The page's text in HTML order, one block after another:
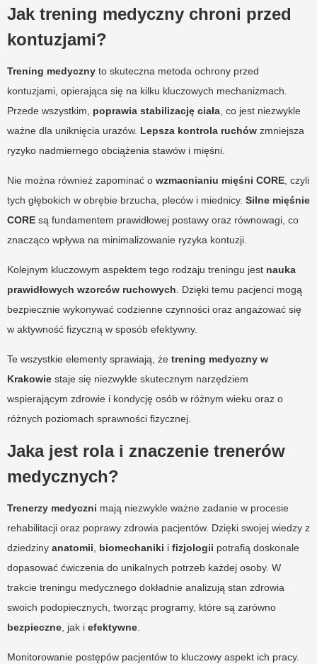
Jak trening medyczny chroni przed
kontuzjami?
Trening medyczny to skuteczna metoda ochrony przed
kontuzjami, opierająca się na kilku kluczowych mechanizmach.
Przede wszystkim, poprawia stabilizację ciała , co jest niezwykle
ważne dla uniknięcia urazów. Lepsza kontrola ruchów zmniejsza
ryzyko nadmiernego obciążenia stawów i mięśni.
Nie można również zapominać o wzmacnianiu mięśni CORE , czyli
tych głębokich w obrębie brzucha, pleców i miednicy. Silne mięśnie
CORE są fundamentem prawidłowej postawy oraz równowagi, co
znacząco wpływa na minimalizowanie ryzyka kontuzji.
Kolejnym kluczowym aspektem tego rodzaju treningu jest nauka
prawidłowych wzorców ruchowych . Dzięki temu pacjenci mogą
bezpiecznie wykonywać codzienne czynności oraz angażować się
w aktywność fizyczną w sposób efektywny.
Te wszystkie elementy sprawiają, że trening medyczny w
Krakowie staje się niezwykle skutecznym narzędziem
wspierającym zdrowie i kondycję osób w różnym wieku oraz o
różnych poziomach sprawności fizycznej.
Jaka jest rola i znaczenie trenerów
medycznych?
Trenerzy medyczni mają niezwykle ważne zadanie w procesie
rehabilitacji oraz poprawy zdrowia pacjentów. Dzięki swojej wiedzy z
dziedziny anatomii biomechaniki i fizjologii potrafią doskonale
dopasować ćwiczenia do unikalnych potrzeb każdej osoby. W
trakcie treningu medycznego dokładnie analizują stan zdrowia
swoich podopiecznych, tworząc programy, które są zarówno
bezpieczne , jak i efektywne
Monitorowanie postępów pacjentów to kluczowy aspekt ich pracy.